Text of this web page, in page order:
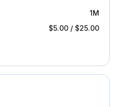
1M
$5.00 / $25.00